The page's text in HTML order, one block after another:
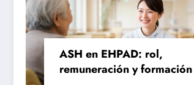
ASH en EHPAD: rol,
remuneración y